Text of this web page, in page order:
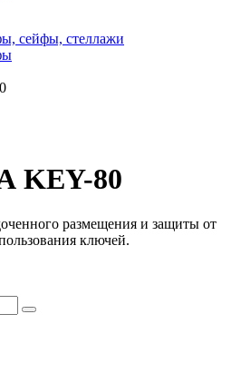
сейфы, стеллажи
80
размещения и защиты от
ключей.